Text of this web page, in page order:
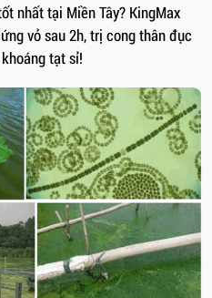
nhất tại Miền Tây? KingMax
vỏ sau 2h, trị cong thân đục
tạt sỉ!